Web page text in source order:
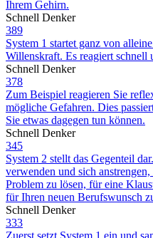
Ihrem Gehirn.
Schnell Denker
389
System 1 startet ganz von
Willenskraft. Es reagiert schnell
Schnell Denker
378
Zum Beispiel reagieren Sie
mögliche Gefahren. Dies
Sie etwas dagegen tun können.
Schnell Denker
345
System 2 stellt das Gegenteil
verwenden und sich
Problem zu lösen, für eine
für Ihren neuen Berufswunsch
Schnell Denker
333
Zuerst setzt System 1 ein und